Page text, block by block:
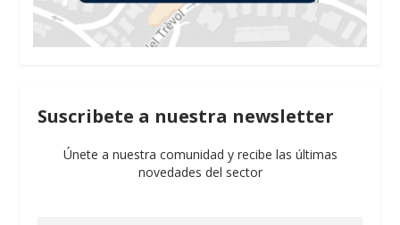
Suscribete a nuestra newsletter
Únete a nuestra comunidad y recibe las últimas
novedades del sector